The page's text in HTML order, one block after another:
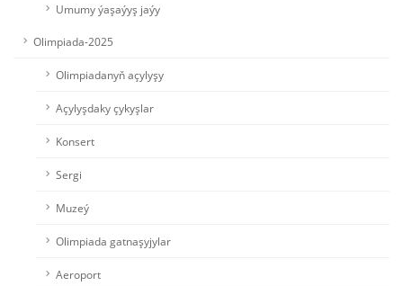
Umumy ýaşaýyş jaýy
Olimpiada-2025
Olimpiadanyň açylyşy
Açylyşdaky çykyşlar
Konsert
Sergi
Muzeý
Olimpiada gatnaşyjylar
Aeroport